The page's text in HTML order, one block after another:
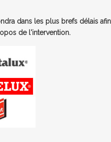
dans les plus brefs délais
de l'intervention.